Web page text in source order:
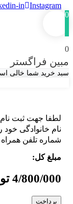
in
Instagram
0
0
مبین فراگستر
سبد خرید شما خالی
لطفا جهت ثبت
نام خانوادگی خود
شماره تلفن همراه
مبلغ کل:
4/800/000 تومان
پرداخت